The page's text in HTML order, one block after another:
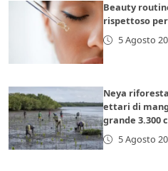
Beauty
rispettoso
5 Agosto
Neya
ettari di
grande 3.300
5 Agosto